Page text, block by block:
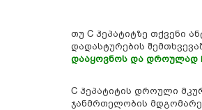
თუ C ჰეპატიტზე თქვენი
დადასტურების
დააყოვნოს და დროულად
C ჰეპატიტის დროული
ჯანმრთელობის